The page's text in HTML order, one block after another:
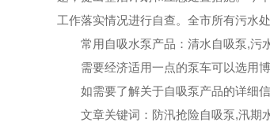
工作落实情况进行自查。全市所有污水
常用自吸水泵产品： 清水自吸泵,污
需要经济适用一点的泵车可以选用
如需要了解关于自吸泵产品的详细
文章关键词：防汛抢险自吸泵,汛期